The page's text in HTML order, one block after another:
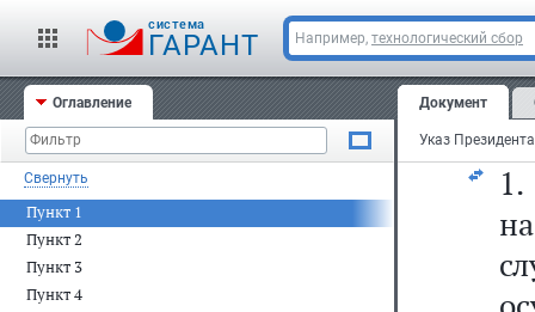
cистема
ГАРАНТ Например, технологический сбор
Оглавление
Свернуть
Пункт 1
Пункт 2
Пункт 3
Пункт 4
Документ